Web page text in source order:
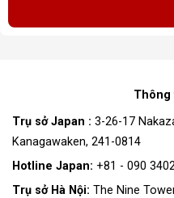
Thông
Trụ sở Japan : 3-26-17
Kanagawaken, 241-0814
Hotline Japan: +81 - 090
Trụ sở Hà Nội: The Nine